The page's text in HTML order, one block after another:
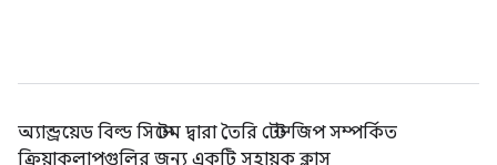
অ্যান্ড্রয়েড বিল্ড সিস্টেম দ্বারা তৈরি টেস্ট জিপ সম্পর্কিত
ক্রিয়াকলাপগুলির জন্য একটি সহায়ক ক্লাস